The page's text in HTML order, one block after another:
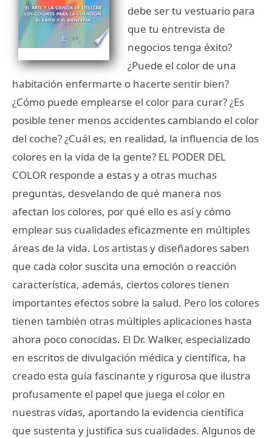
debe ser tu vestuario para
que tu entrevista de
negocios tenga éxito?
¿Puede el color de una
habitación enfermarte o hacerte sentir bien?
¿Cómo puede emplearse el color para curar? ¿Es
posible tener menos accidentes cambiando el color
del coche? ¿Cuál es, en realidad, la influencia de los
colores en la vida de la gente? EL PODER DEL
COLOR responde a estas y a otras muchas
preguntas, desvelando de qué manera nos
afectan los colores, por qué ello es así y cómo
emplear sus cualidades eficazmente en múltiples
áreas de la vida. Los artistas y diseñadores saben
que cada color suscita una emoción o reacción
característica, además, ciertos colores tienen
importantes efectos sobre la salud. Pero los colores
tienen también otras múltiples aplicaciones hasta
ahora poco conocidas. El Dr. Walker, especializado
en escritos de divulgación médica y científica, ha
creado esta guía fascinante y rigurosa que ilustra
profusamente el papel que juega el color en
nuestras vidas, aportando la evidencia científica
que sustenta y justifica sus cualidades. Algunos de